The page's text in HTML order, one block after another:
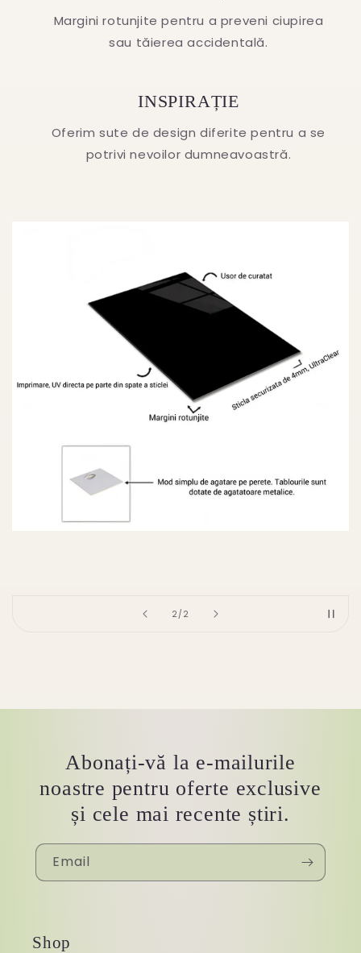
Margini rotunjite pentru a preveni ciupirea
sau tăierea accidentală.
INSPIRAȚIE
Oferim sute de design diferite pentru a se
potrivi nevoilor dumneavoastră.
2 /of
2
Abonați-vă la e-mailurile
noastre pentru oferte exclusive
și cele mai recente știri.
Email
Shop